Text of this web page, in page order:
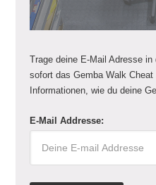
Trage deine E-Mail Adresse
sofort das Gemba Walk
Informationen, wie du deine
E-Mail Addresse: